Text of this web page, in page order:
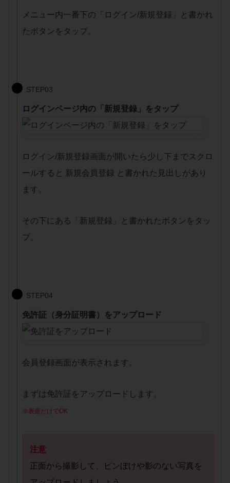
メニュー内一番下の「ログイン/新規登録」と書かれ
たボタンをタップ。
STEP03
ログインページ内の「新規登録」をタップ
ログイン/新規登録画面が開いたら少し下までスクロ
ールすると 新規会員登録 と書かれた見出しがあり
ます。
その下にある「新規登録」と書かれたボタンをタッ
プ。
STEP04
免許証（身分証明書）をアップロード
会員登録画面が表示されます。
まずは免許証をアップロードします。
※表面だけでOK
注意
正面から撮影して、ピンぼけや影のない写真を